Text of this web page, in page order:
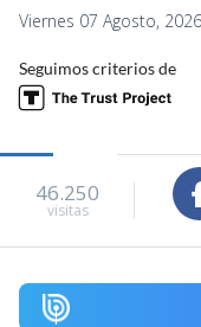
Viernes 07 Agosto,
Seguimos criterios de
46.250
visitas